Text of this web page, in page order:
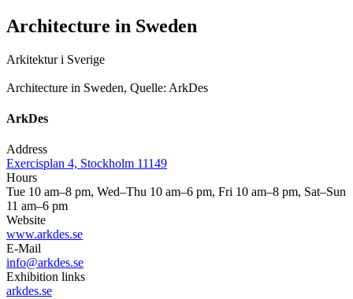
Architecture in Sweden
Arkitektur i Sverige
Architecture in Sweden, Quelle: ArkDes
ArkDes
Address
Exercisplan 4, Stockholm 11149
Hours
Tue 10 am–8 pm, Wed–Thu 10 am–6 pm, Fri 10 am–8 pm, Sat–Sun
11 am–6 pm
Website
www.arkdes.se
E-Mail
info@arkdes.se
Exhibition links
arkdes.se